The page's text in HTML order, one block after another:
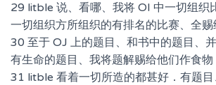
29 litble 说、看哪、我将 OI 中一切组织
一切组织方所组织的有排名的比赛、全赐
30 至于 OJ 上的题目、和书中的题目、
有生命的题目、我将题解赐给他们作食物
31 litble 看着一切所造的都甚好．有题